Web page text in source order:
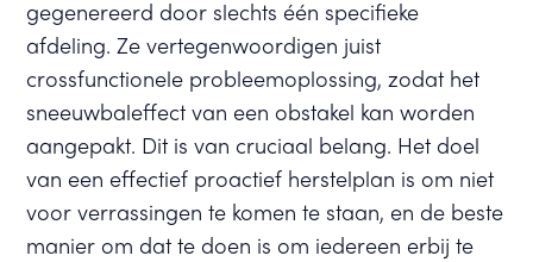
gegenereerd door slechts één specifieke
afdeling. Ze vertegenwoordigen juist
crossfunctionele probleemoplossing, zodat het
sneeuwbaleffect van een obstakel kan worden
aangepakt. Dit is van cruciaal belang. Het doel
van een effectief proactief herstelplan is om niet
voor verrassingen te komen te staan, en de beste
manier om dat te doen is om iedereen erbij te